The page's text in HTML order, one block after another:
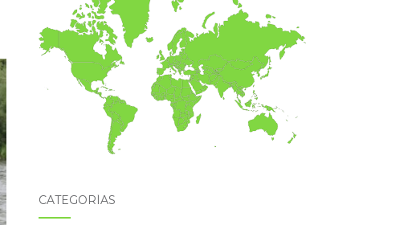
CATEGORÍAS